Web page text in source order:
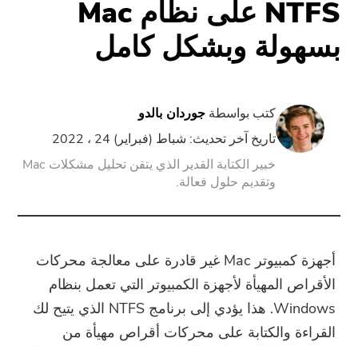
PowerUninstall
شاشة مسجل
ضاغط قوات الدفاع الشعبي
تحويل الفيديو مجانا
محرر فيديو مجانا
NTFS على نظام Mac
بسهولة وبشكل كامل
كتب بواسطة جوردان بالدو
تاريخ آخر تحديث: شباط (فبراير) 24 ، 2022
خبير الكتابة القدير الذي يتقن تحليل مشكلات Mac
وتقديم حلول فعالة.
أجهزة كمبيوتر Mac غير قادرة على معالجة محركات
الأقراص المهيأة لأجهزة الكمبيوتر التي تعمل بنظام
Windows. هذا يؤدي إلى برنامج NTFS الذي يتيح لك
القراءة والكتابة على محركات أقراص مهيأة من